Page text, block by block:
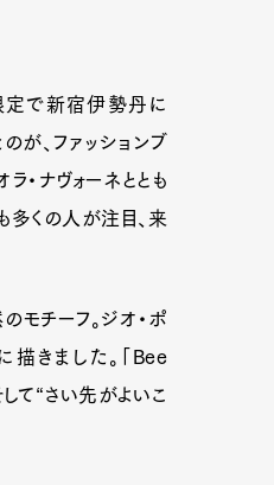
定で新宿伊勢丹に
が、ファッションブ
・ナヴォーネととも
多くの人が注目、来
モチーフ。ジオ・ポ
きました。「Bee
て“さい先がよいこ